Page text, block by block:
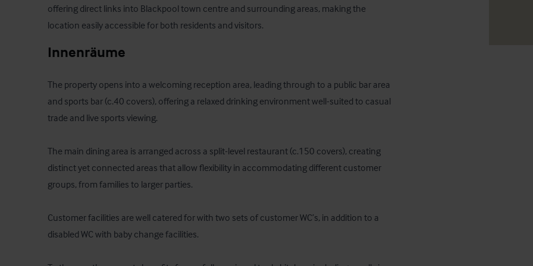
offering direct links into Blackpool town centre and surrounding areas, making the
location easily accessible for both residents and visitors.
Innenräume
The property opens into a welcoming reception area, leading through to a public bar area
and sports bar (c.40 covers), offering a relaxed drinking environment well-suited to casual
trade and live sports viewing.
The main dining area is arranged across a split-level restaurant (c.150 covers), creating
distinct yet connected areas that allow flexibility in accommodating different customer
groups, from families to larger parties.
Customer facilities are well catered for with two sets of customer WC’s, in addition to a
disabled WC with baby change facilities.